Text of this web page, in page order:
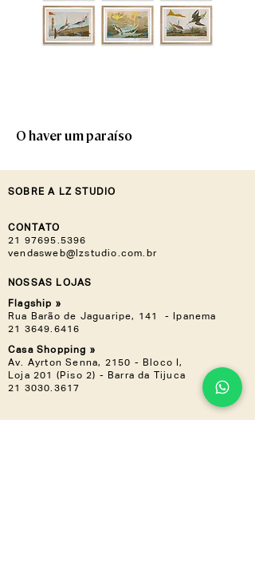
O haver um paraíso
SOBRE A LZ STUDIO
CONTATO
21 97695.5396
vendasweb@lzstudio.com.br
NOSSAS LOJAS
Flagship »
Rua Barão de Jaguaripe, 141 - Ipanema
21 3649.6416
Casa Shopping »
Av. Ayrton Senna, 2150 - Bloco I,
Loja 201 (Piso 2) - Barra da Tijuca
21 3030.3617